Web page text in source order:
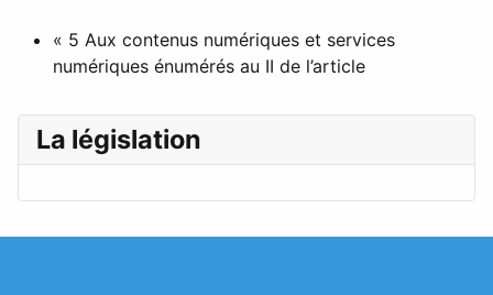
La législation
« 5 Aux contenus numériques et services
numériques énumérés au II de l’article